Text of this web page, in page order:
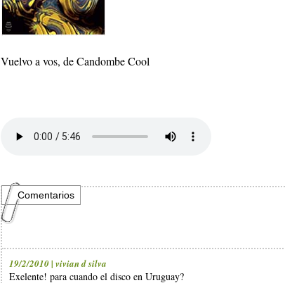
Vuelvo a vos, de Candombe Cool
Comentarios
19/2/2010 | vivian d silva
Exelente! para cuando el disco en Uruguay?